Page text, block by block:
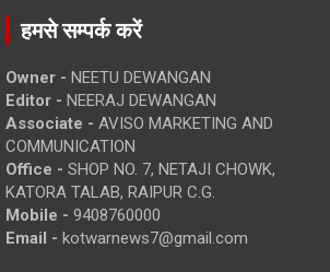
हमसे सम्पर्क करें
Owner - NEETU DEWANGAN
Editor - NEERAJ DEWANGAN
Associate - AVISO MARKETING AND
COMMUNICATION
Office - SHOP NO. 7, NETAJI CHOWK,
KATORA TALAB, RAIPUR C.G.
Mobile - 9408760000
Email - kotwarnews7@gmail.com